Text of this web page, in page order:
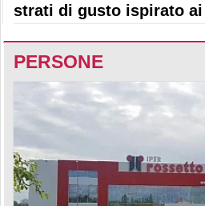
strati di gusto ispirato
PERSONE